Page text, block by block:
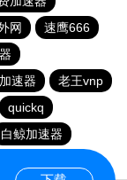
网
速鹰666
速器
老王vnp
quickq
白鲸加速器